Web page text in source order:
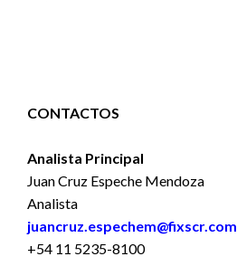
CONTACTOS
Analista Principal
Juan Cruz Espeche Mendoza
Analista
juancruz.espechem@fixscr.com
+54 11 5235-8100